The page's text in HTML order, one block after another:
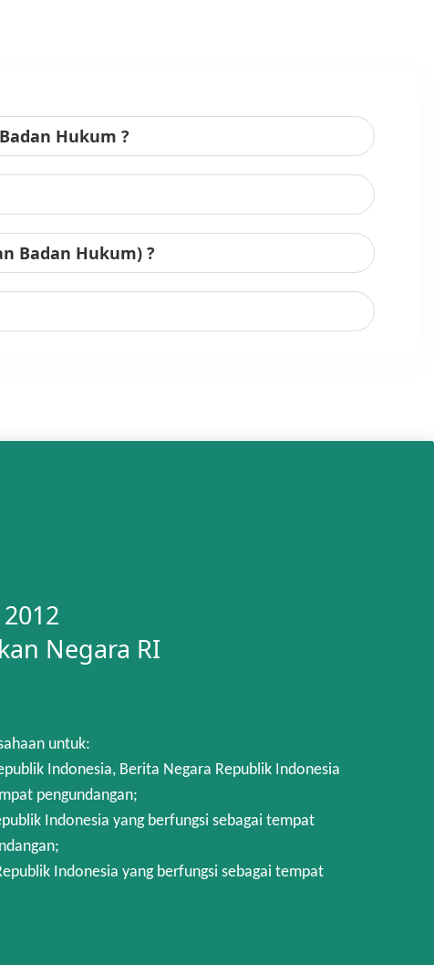
Hukum ?
Badan Hukum) ?
Negara RI
untuk:
Indonesia, Berita Negara Republik Indonesia
pengundangan;
Indonesia yang berfungsi sebagai tempat
Indonesia yang berfungsi sebagai tempat